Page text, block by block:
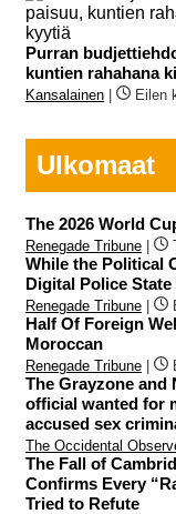
Purran
kuntien rahahana
Kansalainen Eilen
Ulkomaat
The 2026 World
Renegade Tribune
While the Political
Digital Police State
Renegade Tribune
Half Of Foreign
Moroccan
Renegade Tribune
The Grayzone and
official wanted for
accused sex
The Occidental
The Fall of
Confirms Every
Tried to Refute